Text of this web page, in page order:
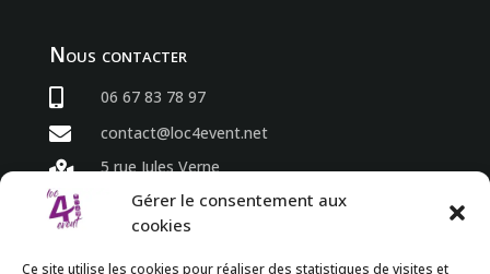
Gérer le consentement aux
cookies
Ce site utilise les cookies pour réaliser des statistiques de visites et
Nous contacter
 06 67 83 78 97
 contact@loc4event.net

5 rue Jules Verne
86800 Sèvres Anxaumont